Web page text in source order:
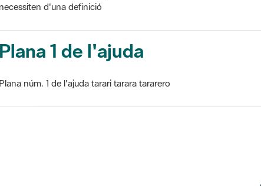
necessiten d'una definició
Plana 1 de l'ajuda
Plana núm. 1 de l'ajuda tarari tarara tararero